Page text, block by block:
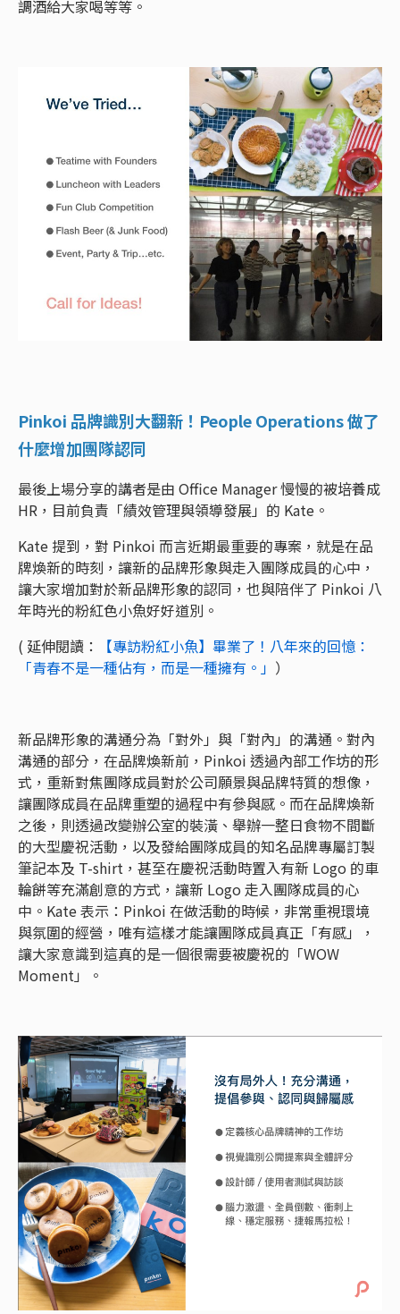
調酒給大家喝等等。
Pinkoi 品牌識別大翻新！People Operations 做了
什麼增加團隊認同
最後上場分享的講者是由 Office Manager 慢慢的被培養成
HR，目前負責「績效管理與領導發展」的 Kate。
Kate 提到，對 Pinkoi 而言近期最重要的專案，就是在品
牌煥新的時刻，讓新的品牌形象與走入團隊成員的心中，
讓大家增加對於新品牌形象的認同，也與陪伴了 Pinkoi 八
年時光的粉紅色小魚好好道別。
( 延伸閱讀：
【專訪粉紅小魚】畢業了！八年來的回憶：
「青春不是一種佔有，而是一種擁有。」 ）
新品牌形象的溝通分為「對外」與「對內」的溝通。對內
溝通的部分，在品牌煥新前，Pinkoi 透過內部工作坊的形
式，重新對焦團隊成員對於公司願景與品牌特質的想像，
讓團隊成員在品牌重塑的過程中有參與感。而在品牌煥新
之後，則透過改變辦公室的裝潢、舉辦一整日食物不間斷
的大型慶祝活動，以及發給團隊成員的知名品牌專屬訂製
筆記本及 T-shirt，甚至在慶祝活動時置入有新 Logo 的車
輪餅等充滿創意的方式，讓新 Logo 走入團隊成員的心
中。Kate 表示：Pinkoi 在做活動的時候，非常重視環境
與氛圍的經營，唯有這樣才能讓團隊成員真正「有感」，
讓大家意識到這真的是一個很需要被慶祝的「WOW
Moment」。